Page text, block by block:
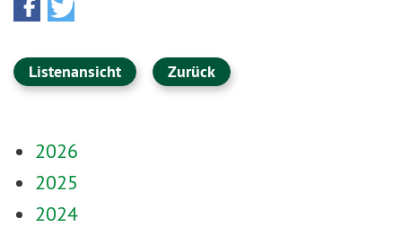
Listenansicht Zurück
2026
2025
2024